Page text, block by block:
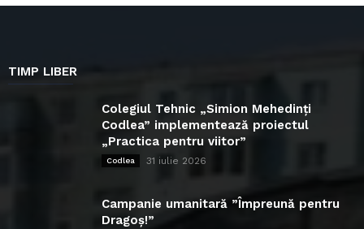
TIMP LIBER
Colegiul Tehnic „Simion Mehedinți
Codlea” implementează proiectul
„Practica pentru viitor”
Codlea 31 iulie 2026
Campanie umanitară ”Împreună pentru
Dragoș!”